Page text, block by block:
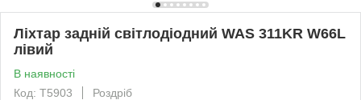
Ліхтар задній світлодіодний WAS 311KR W66L
лівий
В наявності
Код: T5903
Роздріб